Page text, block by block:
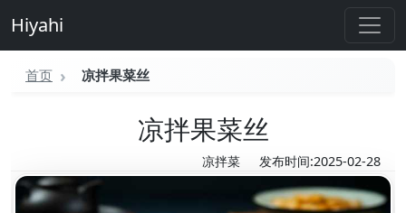
Hiyahi
首页 凉拌果菜丝
凉拌果菜丝
凉拌菜 发布时间:2025-02-28